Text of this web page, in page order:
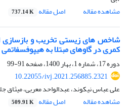
مشاهده مقاله
اصل مقاله 737.14 K
شاخص های زیستی تخریب و بازسازی
کمری در گاوهای مبتلا به هیپوفسفاتمی
دوره 17، شماره 1، بهار 1400، صفحه
91-99
10.22055/ivj.2021.256885.2321
علی عباس نیکوند، عبدالواحد معربی، میثاق
مشاهده مقاله
اصل مقاله 509.91 K